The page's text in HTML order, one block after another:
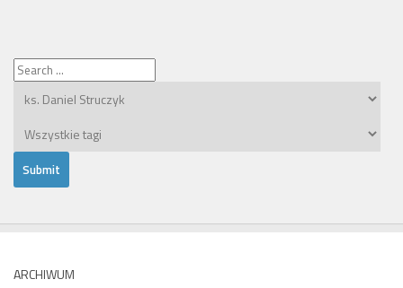
ARCHIWUM